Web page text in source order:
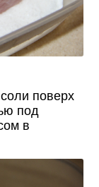
поверх
под
в